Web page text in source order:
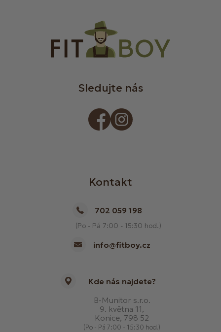
Sledujte nás
Kontakt
702 059 198
(Po - Pá 7:00 - 15:30 hod.)
info@fitboy.cz
Kde nás najdete?
B-Munitor s.r.o.
9. května 11,
Konice, 798 52
(Po - Pá 7:00 - 15:30 hod.)